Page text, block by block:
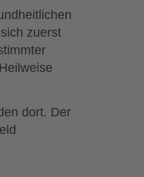
zuerst
dort. Der